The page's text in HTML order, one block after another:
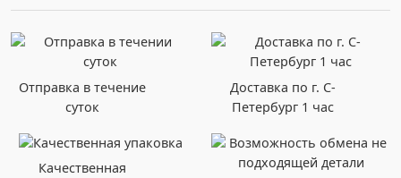
Отправка в течение
суток
Доставка по г. С-
Петербург 1 час
Качественная